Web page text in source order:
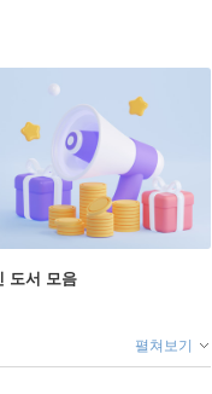
도서 모음
펼쳐보기